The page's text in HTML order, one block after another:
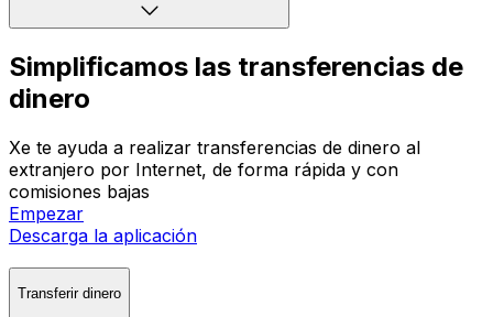
Simplificamos las transferencias de
dinero
Xe te ayuda a realizar transferencias de dinero al
extranjero por Internet, de forma rápida y con
comisiones bajas
Empezar
Descarga la aplicación
Transferir dinero